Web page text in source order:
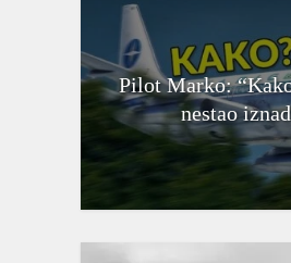
Pilot Marko:
nestao